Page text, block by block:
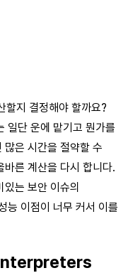
할지 결정해야 할까요?
일단 운에 맡기고 뭔가를
많은 시간을 절약할 수
바른 계산을 다시 합니다.
는 보안 이슈의
능 이점이 너무 커서 이를